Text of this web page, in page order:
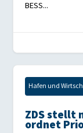
BESS...
Hafen und
ZDS stellt
ordnet